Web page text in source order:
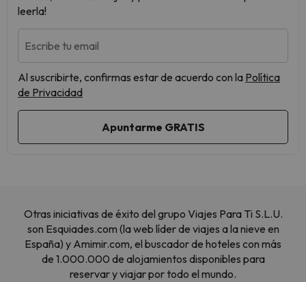
leerla!
Escribe tu email
Al suscribirte, confirmas estar de acuerdo con la Política
de Privacidad
Otras iniciativas de éxito del grupo Viajes Para Ti S.L.U.
son Esquiades.com (la web líder de viajes a la nieve en
España) y Amimir.com, el buscador de hoteles con más
de 1.000.000 de alojamientos disponibles para
reservar y viajar por todo el mundo.